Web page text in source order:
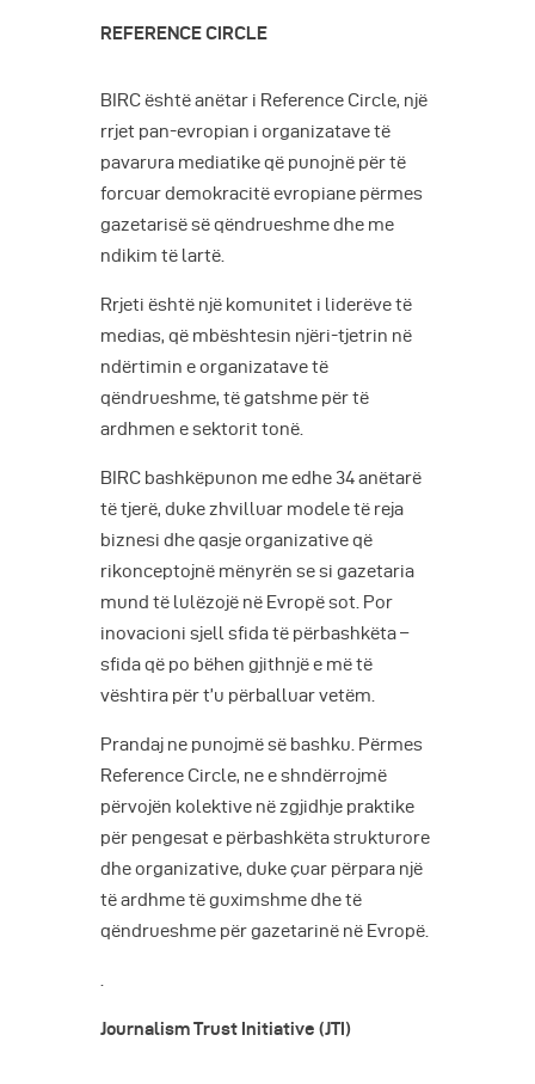
REFERENCE CIRCLE
BIRC është anëtar i Reference Circle, një
rrjet pan-evropian i organizatave të
pavarura mediatike që punojnë për të
forcuar demokracitë evropiane përmes
gazetarisë së qëndrueshme dhe me
ndikim të lartë.
Rrjeti është një komunitet i liderëve të
medias, që mbështesin njëri-tjetrin në
ndërtimin e organizatave të
qëndrueshme, të gatshme për të
ardhmen e sektorit tonë.
BIRC bashkëpunon me edhe 34 anëtarë
të tjerë, duke zhvilluar modele të reja
biznesi dhe qasje organizative që
rikonceptojnë mënyrën se si gazetaria
mund të lulëzojë në Evropë sot. Por
inovacioni sjell sfida të përbashkëta –
sfida që po bëhen gjithnjë e më të
vështira për t’u përballuar vetëm.
Prandaj ne punojmë së bashku. Përmes
Reference Circle, ne e shndërrojmë
përvojën kolektive në zgjidhje praktike
për pengesat e përbashkëta strukturore
dhe organizative, duke çuar përpara një
të ardhme të guximshme dhe të
qëndrueshme për gazetarinë në Evropë.
Journalism Trust Initiative (JTI)